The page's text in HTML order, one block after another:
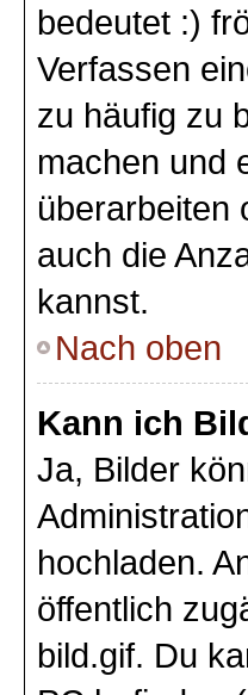
bedeutet :)
Verfassen
zu häufig zu
machen und
überarbeiten
auch die
kannst.
Nach oben
Kann ich
Ja, Bilder
hochladen.
öffentlich
bild.gif. Du